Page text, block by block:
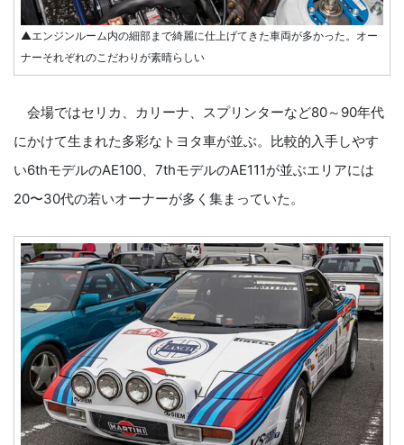
▲エンジンルーム内の細部まで綺麗に仕上げてきた車両が多かった。オー
ナーそれぞれのこだわりが素晴らしい
会場ではセリカ、カリーナ、スプリンターなど80～90年代
にかけて生まれた多彩なトヨタ車が並ぶ。比較的入手しやす
い6thモデルのAE100、7thモデルのAE111が並ぶエリアには
20〜30代の若いオーナーが多く集まっていた。